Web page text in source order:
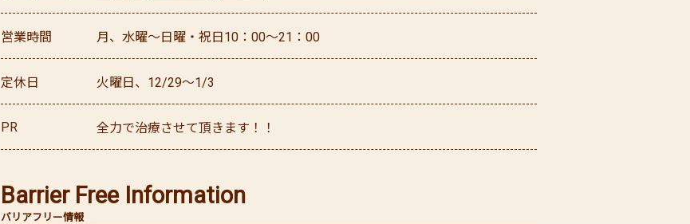
営業時間 月、水曜～日曜・祝日10：00～21：00
定休日 火曜日、12/29～1/3
PR 全力で治療させて頂きます！！
バリアフリー情報
Barrier Free Information